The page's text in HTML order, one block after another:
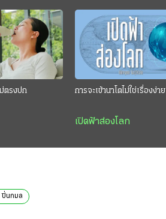
ตรงปก การจะเข้านาโตไม่ใช่เรื่องง่าย
เปิดฟ้าส่องโลก
ปิ่นกมล